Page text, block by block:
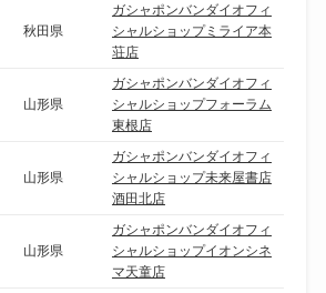
秋田県
ガシャポンバンダイオフィ
シャルショップミライア本
荘店
山形県
ガシャポンバンダイオフィ
シャルショップフォーラム
東根店
山形県
ガシャポンバンダイオフィ
シャルショップ未来屋書店
酒田北店
山形県
ガシャポンバンダイオフィ
シャルショップイオンシネ
マ天童店